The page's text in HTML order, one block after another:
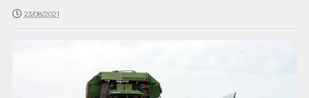
23/08/2021